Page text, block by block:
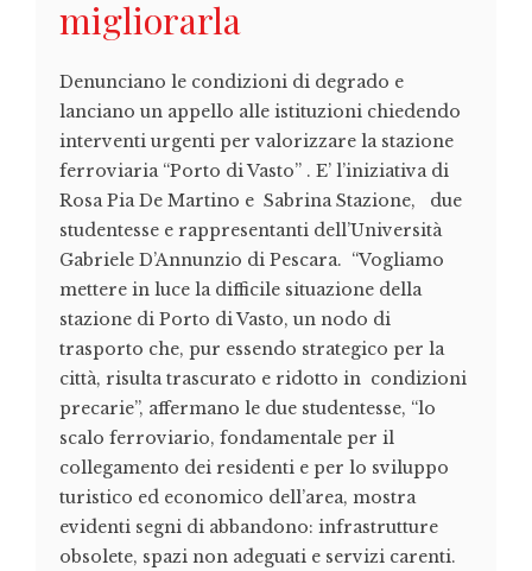
migliorarla
Denunciano le condizioni di degrado e
lanciano un appello alle istituzioni chiedendo
interventi urgenti per valorizzare la stazione
ferroviaria “Porto di Vasto” . E’ l’iniziativa di
Rosa Pia De Martino e Sabrina Stazione, due
studentesse e rappresentanti dell’Università
Gabriele D’Annunzio di Pescara. “Vogliamo
mettere in luce la difficile situazione della
stazione di Porto di Vasto, un nodo di
trasporto che, pur essendo strategico per la
città, risulta trascurato e ridotto in condizioni
precarie”, affermano le due studentesse, “lo
scalo ferroviario, fondamentale per il
collegamento dei residenti e per lo sviluppo
turistico ed economico dell’area, mostra
evidenti segni di abbandono: infrastrutture
obsolete, spazi non adeguati e servizi carenti.